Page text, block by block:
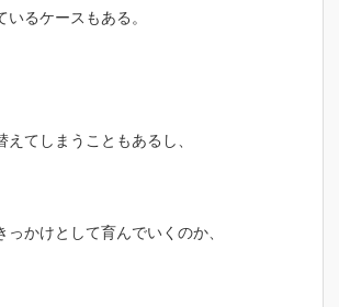
るケースもある。
てしまうこともあるし、
かけとして育んでいくのか、